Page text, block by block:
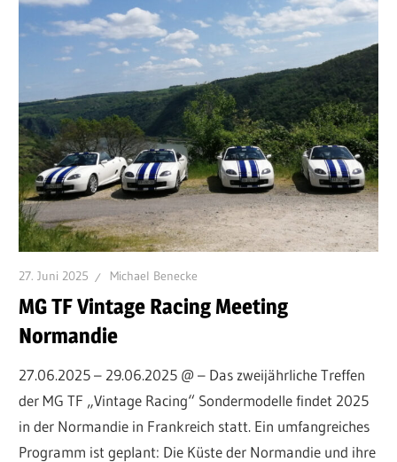
27. Juni 2025 Michael Benecke
MG TF Vintage Racing Meeting
Normandie
27.06.2025 – 29.06.2025 @ – Das zweijährliche Treffen
der MG TF „Vintage Racing“ Sondermodelle findet 2025
in der Normandie in Frankreich statt. Ein umfangreiches
Programm ist geplant: Die Küste der Normandie und ihre